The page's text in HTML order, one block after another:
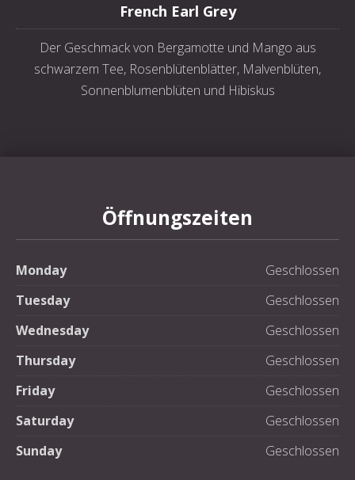
French Earl Grey
Der Geschmack von Bergamotte und Mango aus
schwarzem Tee, Rosenblütenblätter, Malvenblüten,
Sonnenblumenblüten und Hibiskus
Öffnungszeiten
Monday
Geschlossen
Tuesday
Geschlossen
Wednesday
Geschlossen
Thursday
Geschlossen
Friday
Geschlossen
Saturday
Geschlossen
Sunday
Geschlossen